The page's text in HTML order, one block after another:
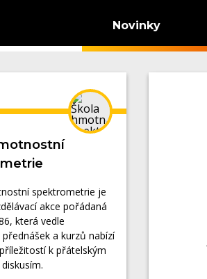
Novinky
spektrometrie je
akce pořádaná
která vedle
a kurzů nabízí
k přátelským